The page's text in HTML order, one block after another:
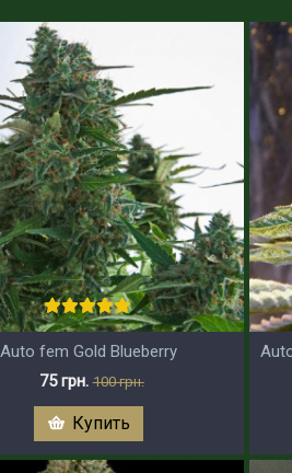
Auto fem Gold Blueberry
75 грн. 100 грн.
Купить